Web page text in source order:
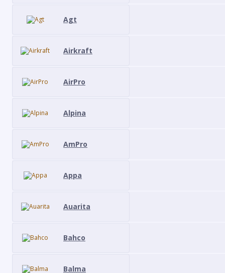
Agt
Airkraft
AirPro
Alpina
AmPro
Appa
Auarita
Bahco
Balma